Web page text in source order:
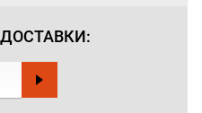
ДОСТАВКИ: